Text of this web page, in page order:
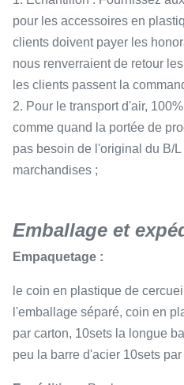
pour les accessoires en
clients doivent payer les
nous renverraient de retour
les clients passent la
2. Pour le transport d'air,
comme quand la portée de
pas besoin de l'original du B/
marchandises ;
Emballage et
Empaquetage :
le coin en plastique de
l'emballage séparé, coin en
par carton, 10sets la longue
peu la barre d'acier 10sets par